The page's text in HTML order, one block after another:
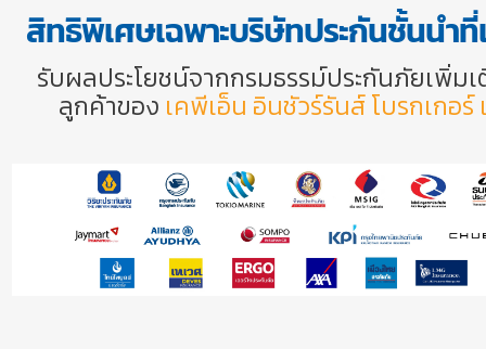
สิทธิพิเศษเฉพาะบริษัทประกันชั้นนำที่
รับผลประโยชน์จากกรมธรรม์ประกันภัยเพิ่มเ
ลูกค้าของ เคพีเอ็น อินชัวร์รันส์ โบรกเกอร์